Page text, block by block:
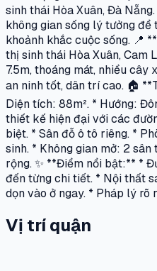
sinh thái Hòa Xuân, Đà
không gian sống lý tưởng
khoảnh khắc cuộc sống. 📍
thị sinh thái Hòa Xuân, Cam
7.5m, thoáng mát, nhiều cây
an ninh tốt, dân trí cao. 🏠
Diện tích: 88m². * Hướng:
thiết kế hiện đại với các
biệt. * Sân đỗ ô tô riêng. *
sinh. * Không gian mở: 2
rộng. ✨ **Điểm nổi bật:** *
đến từng chi tiết. * Nội thất
dọn vào ở ngay. * Pháp lý rõ
Vị trí quận